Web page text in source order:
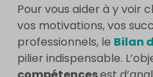
Pour vous aider à y voir
vos motivations, vos
professionnels, le Bilan
pilier indispensable.